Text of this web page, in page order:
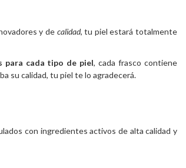
y de calidad, tu piel estará totalmente
para cada tipo de piel, cada frasco contiene
su calidad, tu piel te lo agradecerá.
con ingredientes activos de alta calidad y